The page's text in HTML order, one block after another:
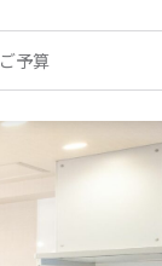
ご予算